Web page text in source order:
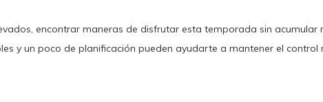
encontrar maneras de disfrutar esta temporada sin
y un poco de planificación pueden ayudarte a mantener el